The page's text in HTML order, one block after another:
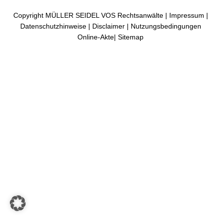
Copyright MÜLLER SEIDEL VOS Rechtsanwälte | Impressum |
Datenschutzhinweise| Disclaimer| Nutzungsbedingungen
Online-Akte| Sitemap